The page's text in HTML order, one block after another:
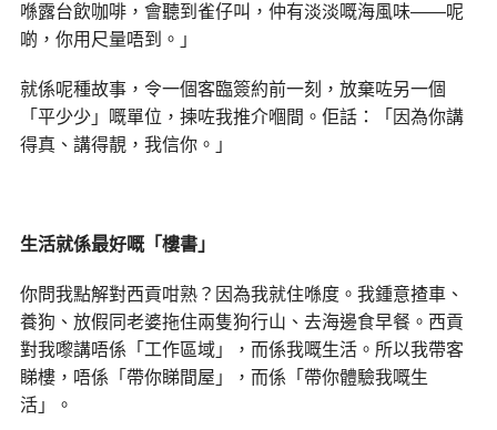
喺露台飲咖啡，會聽到雀仔叫，仲有淡淡嘅海風味——呢
啲，你用尺量唔到。」
就係呢種故事，令一個客臨簽約前一刻，放棄咗另一個
「平少少」嘅單位，揀咗我推介嗰間。佢話：「因為你講
得真、講得靚，我信你。」
生活就係最好嘅「樓書」
你問我點解對西貢咁熟？因為我就住喺度。我鍾意揸車、
養狗、放假同老婆拖住兩隻狗行山、去海邊食早餐。西貢
對我嚟講唔係「工作區域」，而係我嘅生活。所以我帶客
睇樓，唔係「帶你睇間屋」，而係「帶你體驗我嘅生
活」。